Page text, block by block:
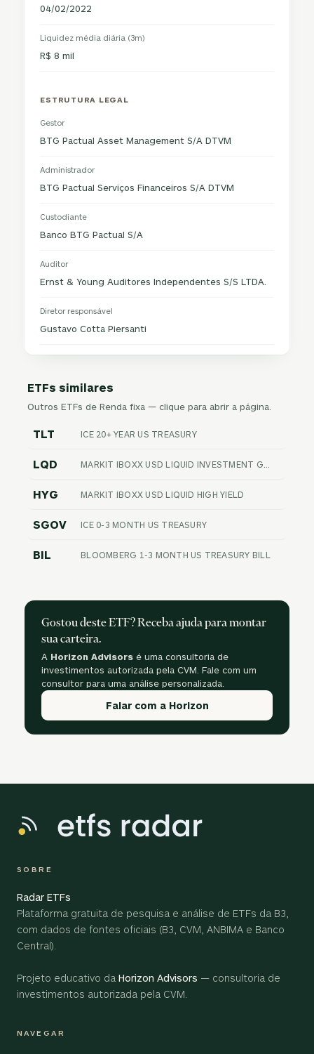
04/02/2022
Liquidez média diária (3m)
R$ 8 mil
ESTRUTURA LEGAL
Gestor
BTG Pactual Asset Management S/A DTVM
Administrador
BTG Pactual Serviços Financeiros S/A DTVM
Custodiante
Banco BTG Pactual S/A
Auditor
Ernst & Young Auditores Independentes S/S LTDA.
Diretor responsável
Gustavo Cotta Piersanti
ETFs similares
Outros ETFs de Renda fixa — clique para abrir a página.
TLT ICE 20+ YEAR US TREASURY
LQD
HYG MARKIT IBOXX USD LIQUID HIGH YIELD
SGOV ICE 0-3 MONTH US TREASURY
BIL BLOOMBERG 1-3 MONTH US TREASURY BILL
Gostou deste ETF? Receba ajuda para montar
sua carteira.
A Horizon Advisors é uma consultoria de
investimentos autorizada pela CVM. Fale com um
consultor para uma análise personalizada.
Falar com a Horizon
SOBRE
Radar ETFs
Plataforma gratuita de pesquisa e análise de ETFs da B3,
com dados de fontes oficiais (B3, CVM, ANBIMA e Banco
Central).
Projeto educativo da Horizon Advisors — consultoria de
investimentos autorizada pela CVM.
NAVEGAR